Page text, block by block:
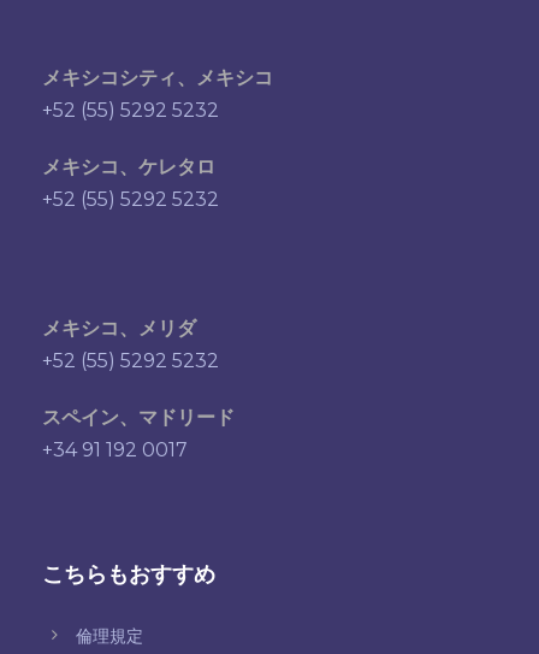
メキシコシティ、メキシコ
+52 (55) 5292 5232
メキシコ、ケレタロ
+52 (55) 5292 5232
メキシコ、メリダ
+52 (55) 5292 5232
スペイン、マドリード
+34 91 192 0017
こちらもおすすめ
倫理規定